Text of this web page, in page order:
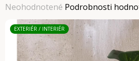
Priemerné
hodnotenie
produktu
Neohodnotené Podrobnosti
EXTERIÉR / INTERIÉR